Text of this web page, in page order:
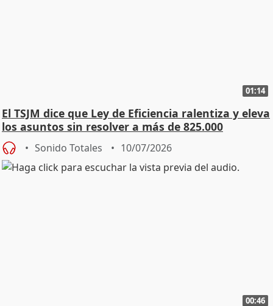
01:14
El TSJM dice que Ley de Eficiencia ralentiza y eleva
los asuntos sin resolver a más de 825.000
Sonido Totales 10/07/2026
00:46